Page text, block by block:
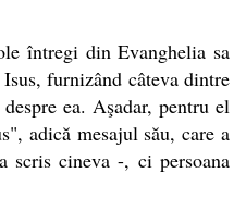
întregi din Evanghelia sa
furnizând câteva dintre
ea. Aşadar, pentru el
adică mesajul său, care a
cineva -, ci persoana